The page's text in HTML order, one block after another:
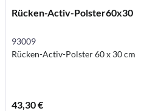
Rücken-Activ-Polster60x30
93009
Rücken-Activ-Polster 60 x 30 cm
43,30 €